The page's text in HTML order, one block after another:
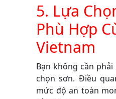
5. Lựa
Phù Hợp
Vietnam
Bạn không cần
chọn sơn. Điều
mức độ an toàn